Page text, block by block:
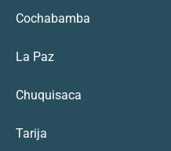
Cochabamba
La Paz
Chuquisaca
Tarija